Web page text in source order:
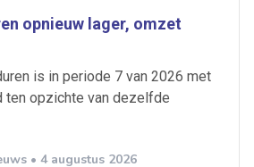
opnieuw lager, omzet
is in periode 7 van 2026 met
ten opzichte van dezelfde
• 4 augustus 2026